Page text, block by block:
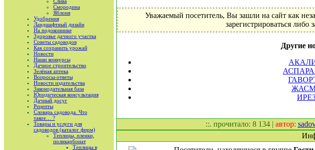
Смородина
Яблоня
Удобрения
Ландшафтный дизайн
На подоконнике
Здоровье дачного участка
Советы садоводов
Как сохранить урожай
Новости
Наши конкурсы
Дачное строительство
Зелёная аптека
Вопросы-ответы
Новости издательства
Законодательная база
Юридическая консультация
Дачный досуг
Рецепты
Словарь садовода. Что
такое… ?
Товары и услуги для
садоводов (каталог фирм)
Теплицы, пленки,
поликарбонат
Теплицы в
Уважаемый посетитель, Вы зашли на сайт как
зарегистрироваться
Другие
::. прочитало: 8 134 | автор: